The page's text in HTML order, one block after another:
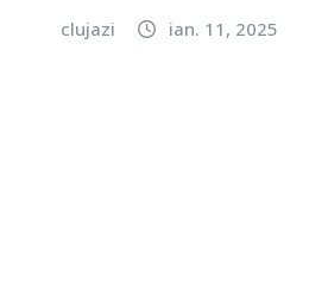
clujazi ian. 11, 2025